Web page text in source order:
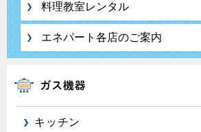
料理教室レンタル
エネパート各店のご案内
キッチン